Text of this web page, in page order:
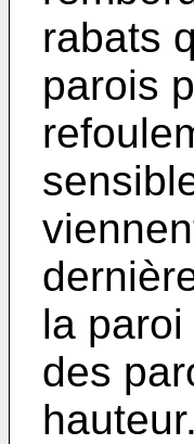
rabats
parois
la
des
hauteur.